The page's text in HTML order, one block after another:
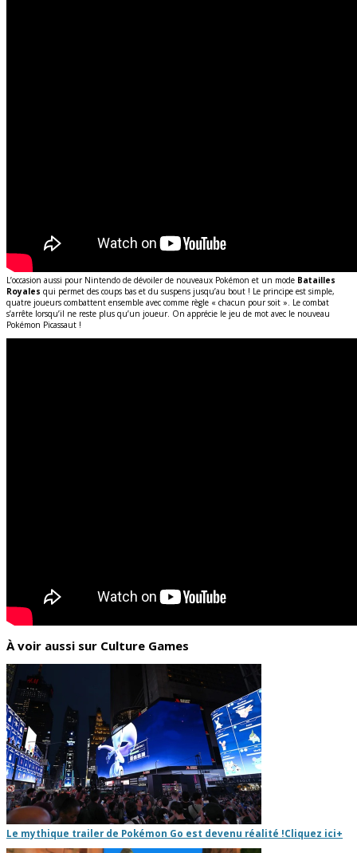
L’occasion aussi pour Nintendo de dévoiler de nouveaux Pokémon et un mode Batailles
Royales qui permet des coups bas et du suspens jusqu’au bout ! Le principe est simple,
quatre joueurs combattent ensemble avec comme règle « chacun pour soit ». Le combat
s’arrête lorsqu’il ne reste plus qu’un joueur. On apprécie le jeu de mot avec le nouveau
Pokémon Picassaut !
À voir aussi sur Culture Games
Le mythique trailer de Pokémon Go est devenu réalité !Cliquez ici+